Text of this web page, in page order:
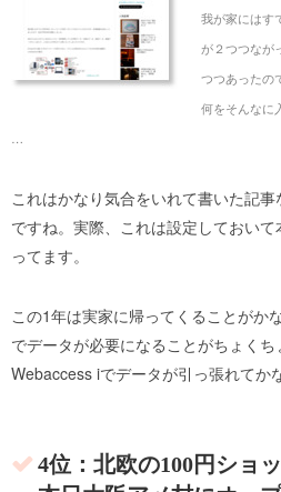
我が家にはす
が２つつなが
つつあったの
何をそんなに
これはかなり気合をいれて書いた記
ですね。実際、これは設定しておい
ってます。
この1年は実家に帰ってくることがか
でデータが必要になることがちょく
Webaccess iでデータが引っ張れてか
4位：北欧の100円ショ